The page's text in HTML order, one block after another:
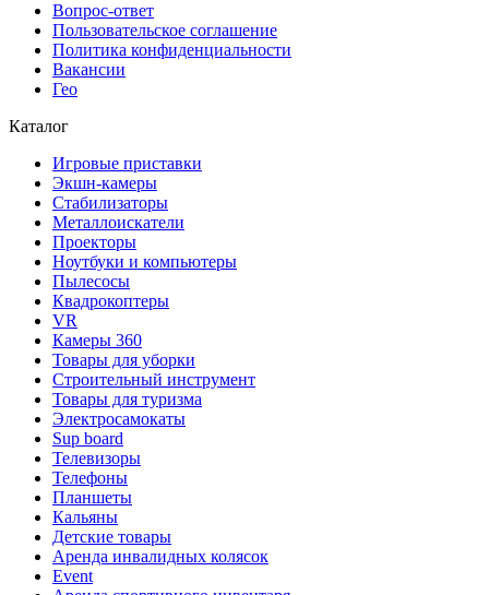
Вопрос-ответ
Пользовательское соглашение
Политика конфиденциальности
Вакансии
Гео
Каталог
Игровые приставки
Экшн-камеры
Стабилизаторы
Металлоискатели
Проекторы
Ноутбуки и компьютеры
Пылесосы
Квадрокоптеры
VR
Камеры 360
Товары для уборки
Строительный инструмент
Товары для туризма
Электросамокаты
Sup board
Телевизоры
Телефоны
Планшеты
Кальяны
Детские товары
Аренда инвалидных колясок
Event